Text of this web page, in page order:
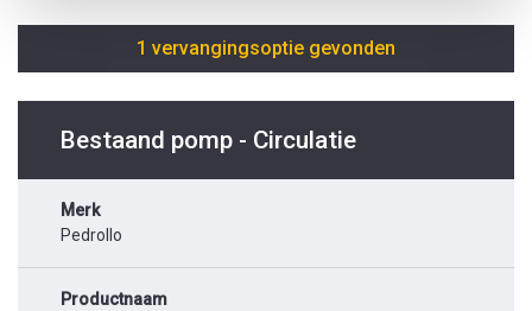
1 vervangingsoptie gevonden
Bestaand pomp - Circulatie
Merk
Pedrollo
Productnaam